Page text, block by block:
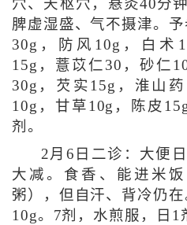
穴、天枢穴，悬灸40分
脾虚湿盛、气不摄津。
30g，防风10g，白术
15g，薏苡仁30，砂仁
30g，芡实15g，淮山
10g，甘草10g，陈皮
剂。
2月6日二诊：大便
大减。食香、能进米
粥），但自汗、背冷仍
10g。7剂，水煎服，日1